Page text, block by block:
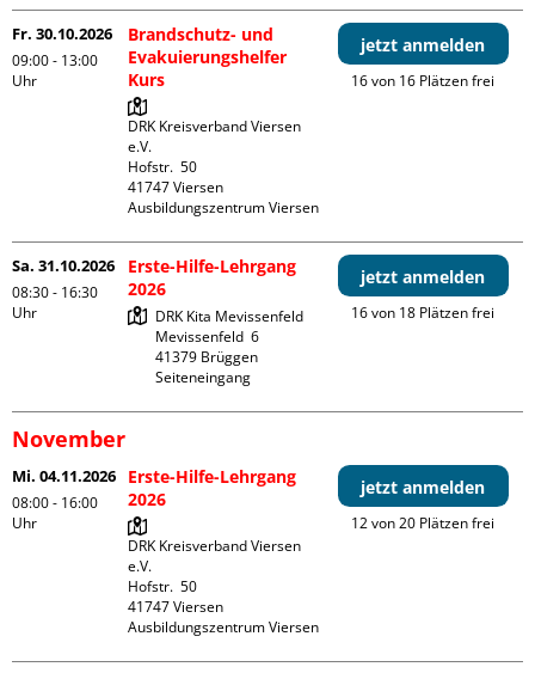
Fr. 30.10.2026
09:00 - 13:00
Uhr
Brandschutz- und
Evakuierungshelfer
Kurs
DRK Kreisverband Viersen
e.V.
Hofstr.  50
41747 Viersen
Ausbildungszentrum Viersen
jetzt anmelden
16 von 16 Plätzen frei
Sa. 31.10.2026
08:30 - 16:30
Uhr
Erste-Hilfe-Lehrgang
2026
DRK Kita Mevissenfeld
Mevissenfeld  6
41379 Brüggen
Seiteneingang
jetzt anmelden
16 von 18 Plätzen frei
November
Mi. 04.11.2026
08:00 - 16:00
Uhr
Erste-Hilfe-Lehrgang
2026
DRK Kreisverband Viersen
e.V.
Hofstr.  50
41747 Viersen
Ausbildungszentrum Viersen
jetzt anmelden
12 von 20 Plätzen frei